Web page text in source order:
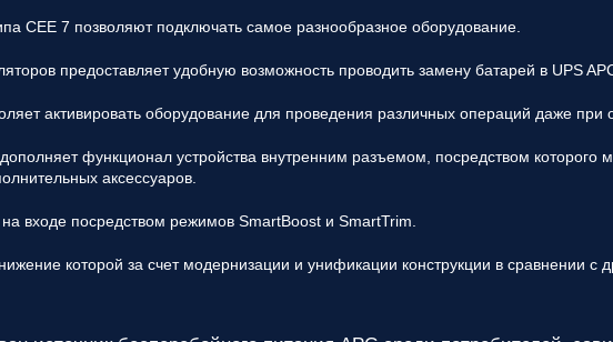
CEE 7 позволяют подключать самое разнообразное оборудование.
предоставляет удобную возможность проводить замену батарей в UPS
активировать оборудование для проведения различных операций даже при
функционал устройства внутренним разъемом, посредством
аксессуаров.
входе посредством режимов SmartBoost и SmartTrim.
которой за счет модернизации и унификации конструкции в сравнении с